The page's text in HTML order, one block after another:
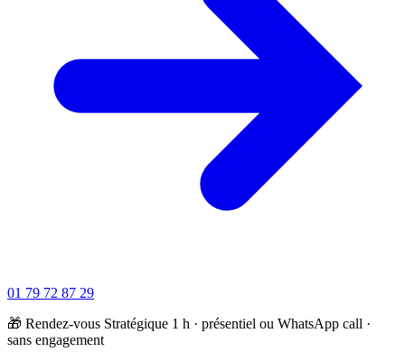
01 79 72 87 29
🎁 Rendez-vous Stratégique 1 h · présentiel ou WhatsApp call ·
sans engagement